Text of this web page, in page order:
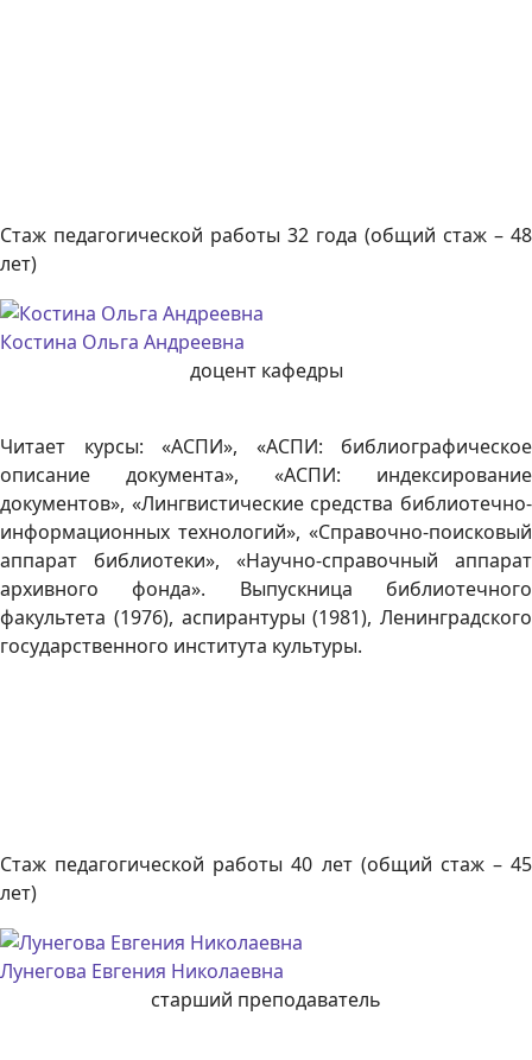
Стаж педагогической работы 32 года (общий стаж – 48
лет)
Костина Ольга Андреевна
доцент кафедры
Читает курсы: «АСПИ», «АСПИ: библиографическое
описание документа», «АСПИ: индексирование
документов», «Лингвистические средства библиотечно-
информационных технологий», «Справочно-поисковый
аппарат библиотеки», «Научно-справочный аппарат
архивного фонда». Выпускница библиотечного
факультета (1976), аспирантуры (1981), Ленинградского
государственного института культуры.
Стаж педагогической работы 40 лет (общий стаж – 45
лет)
Лунегова Евгения Николаевна
старший преподаватель